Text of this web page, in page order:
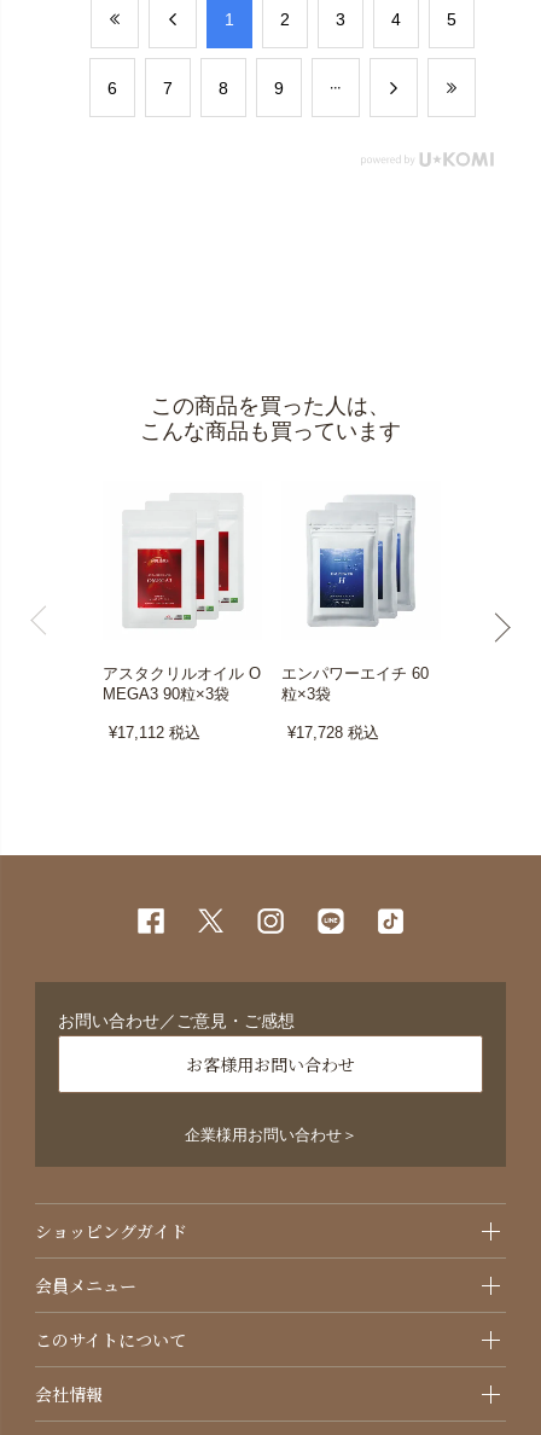
​1 ​2 ​3 ​4 ​5
​6 ​7 ​8 ​9
この商品を買った人は、
こんな商品も買っています
アスタクリルオイル O
MEGA3 90粒×3袋
¥17,112税込
エンパワーエイチ 60
粒×3袋
¥17,728税込
お問い合わせ／ご意見・ご感想
お客様用お問い合わせ
企業様用お問い合わせ＞
ショッピングガイド
会員メニュー
このサイトについて
会社情報